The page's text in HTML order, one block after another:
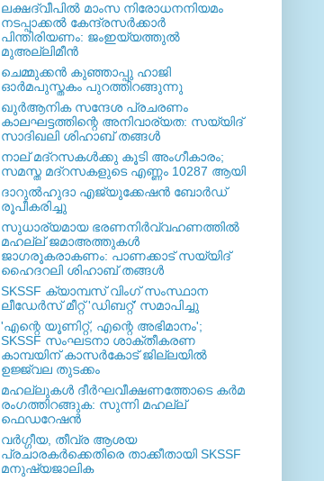
ലക്ഷദ്വീപില്‍ മാംസ നിരോധനനിയമം
നടപ്പാക്കല്‍ കേന്ദ്രസര്‍ക്കാര്‍
പിന്തിരിയണം: ജംഇയ്യത്തുല്‍
മുഅല്ലിമീന്‍
ചെമ്മുക്കന്‍ കുഞ്ഞാപ്പു ഹാജി
ഓര്‍മപുസ്തകം പുറത്തിറങ്ങുന്നു
ഖുര്‍ആനിക സന്ദേശ പ്രചരണം
കാലഘട്ടത്തിന്റെ അനിവാര്യത: സയ്യിദ്
സാദിഖലി ശിഹാബ് തങ്ങള്‍
നാല് മദ്‌റസകള്‍ക്കു കൂടി അംഗീകാരം;
സമസ്ത മദ്‌റസകളുടെ എണ്ണം 10287 ആയി
ദാറുല്‍ഹുദാ എജ്യുക്കേഷന്‍ ബോര്‍ഡ്
രൂപീകരിച്ചു
സുധാര്യമായ ഭരണനിര്‍വ്വഹണത്തില്‍
മഹല്ല് ജമാഅത്തുകള്‍
ജാഗരൂകരാകണം: പാണക്കാട് സയ്യിദ്
ഹൈദറലി ശിഹാബ് തങ്ങള്‍
SKSSF ക്യാമ്പസ് വിംഗ് സംസ്ഥാന
ലീഡേർസ് മീറ്റ് 'ഡിബറ്റ്' സമാപിച്ചു
'എന്റെ യൂണിറ്റ്, എന്റെ അഭിമാനം';
SKSSF സംഘടനാ ശാക്തീകരണ
കാമ്പയിന് കാസര്‍കോട് ജില്ലയില്‍
ഉജ്ജ്വല തുടക്കം
മഹല്ലുകള്‍ ദീര്‍ഘവീക്ഷണത്തോടെ കര്‍മ
രംഗത്തിറങ്ങുക: സുന്നി മഹല്ല്
ഫെഡറേഷന്‍
വര്‍ഗ്ഗീയ, തീവ്ര ആശയ
പ്രചാരകര്‍ക്കെതിരെ താക്കീതായി SKSSF
മനുഷ്യജാലിക